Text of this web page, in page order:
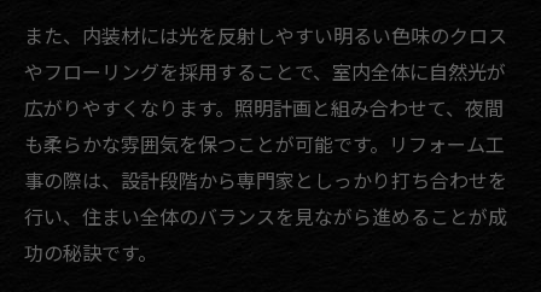
リフォームで自然光を最大限に活用する技
木漏れ日リフォームの実践テクニック紹介
快適な空間に変えるリフォーム活用法
理想の明るさを叶えるリフォーム術
自然光を引き出すリフォームのコツ解説
また、内装材には光を反射しやすい明るい色味のクロス
やフローリングを採用することで、室内全体に自然光が
広がりやすくなります。照明計画と組み合わせて、夜間
も柔らかな雰囲気を保つことが可能です。リフォーム工
事の際は、設計段階から専門家としっかり打ち合わせを
行い、住まい全体のバランスを見ながら進めることが成
功の秘訣です。